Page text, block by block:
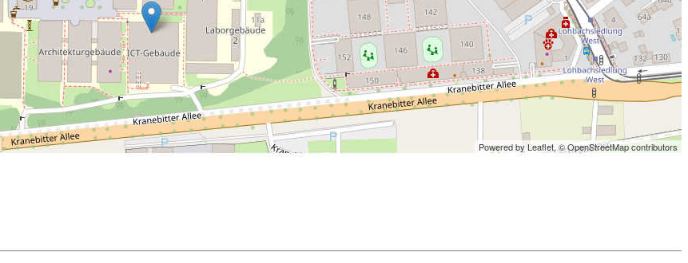
Powered by Leaflet, © OpenStreetMap contributors